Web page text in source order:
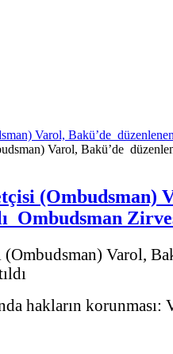
Varol, Bakü’de
(Ombudsman)
Ombudsman
Varol,
hakların korunması: